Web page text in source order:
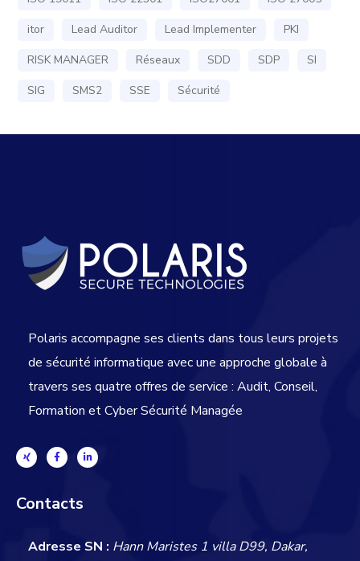
itor
Lead Auditor Lead Implementer
PKI
RISK MANAGER
Réseaux SDD SDP
SI
SIG
SMS2 SSE Sécurité
Polaris accompagne ses clients dans tous leurs projets
de sécurité informatique avec une approche globale à
travers ses quatre offres de service : Audit, Conseil,
Formation et Cyber Sécurité Managée
Contacts
Adresse SN : Hann Maristes 1 villa D99, Dakar,